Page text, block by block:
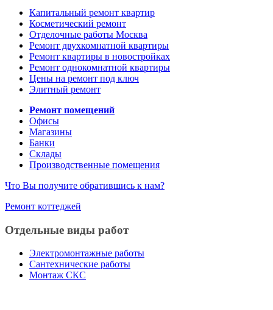
Капитальный ремонт квартир
Косметический ремонт
Отделочные работы Москва
Ремонт двухкомнатной квартиры
Ремонт квартиры в новостройках
Ремонт однокомнатной квартиры
Цены на ремонт под ключ
Элитный ремонт
Ремонт помещений
Офисы
Магазины
Банки
Склады
Производственные помещения
Что Вы получите обратившись к нам?
Ремонт коттеджей
Отдельные виды работ
Электромонтажные работы
Сантехнические работы
Монтаж СКС